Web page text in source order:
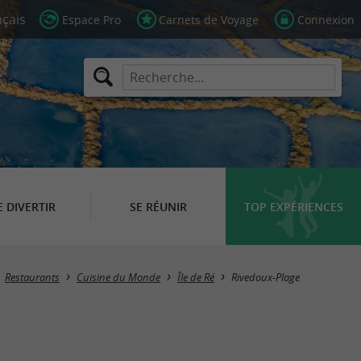
Espace Pro Carnets de Voyage Connexion
DIVERTIR SE RÉUNIR TOP EXPÉRIENCES
Masquer la carte
Restaurants Cuisine du Monde Île de Ré Rivedoux-Plage